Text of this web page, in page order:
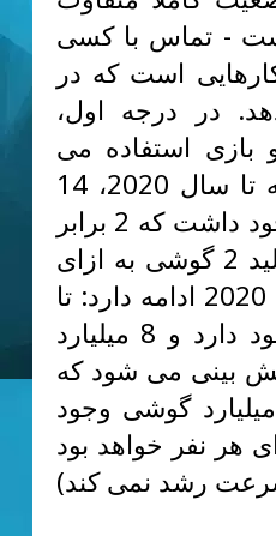
- تماس با کسی
است که در
در درجه اول،
بازی استفاده می
شود. بنابراین، جای تعجب نیست که تا سال 2020، 14
میلیارد تلفن همراه در این سیاره وجود داشت که 2 برابر
بیشتر از جمعیت جهان بود. روند تولید 2 گوشی به ازای
هر نفر به طور متوسط در سال های 2020 ادامه دارد: تا
سال 2022، 16 میلیارد دستگاه وجود دارد و 8 میلیارد
بینی می شود که
تا پایان سال 2025، بیش از 18.2 میلیارد گوشی وجود
2 دستگاه برای هر نفر خواهد بود